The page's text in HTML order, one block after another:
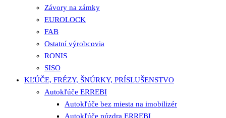
Závory na zámky
EUROLOCK
FAB
Ostatní výrobcovia
RONIS
SISO
KĽÚČE, FRÉZY, ŠNÚRKY, PRÍSLUŠENSTVO
Autokľúče ERREBI
Autokľúče bez miesta na imobilizér
Autokľúče púzdra ERREBI